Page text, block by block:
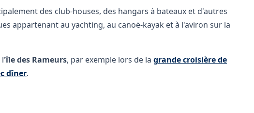
des club-houses, des hangars à bateaux et d'autres
appartenant au yachting, au canoë-kayak et à l'aviron sur la
l'île des Rameurs, par exemple lors de la grande croisière de
dîner.